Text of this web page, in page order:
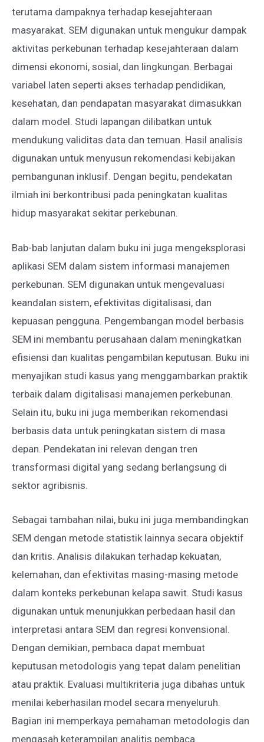
terutama dampaknya terhadap kesejahteraan
masyarakat. SEM digunakan untuk mengukur dampak
aktivitas perkebunan terhadap kesejahteraan dalam
dimensi ekonomi, sosial, dan lingkungan. Berbagai
variabel laten seperti akses terhadap pendidikan,
kesehatan, dan pendapatan masyarakat dimasukkan
dalam model. Studi lapangan dilibatkan untuk
mendukung validitas data dan temuan. Hasil analisis
digunakan untuk menyusun rekomendasi kebijakan
pembangunan inklusif. Dengan begitu, pendekatan
ilmiah ini berkontribusi pada peningkatan kualitas
hidup masyarakat sekitar perkebunan.
Bab-bab lanjutan dalam buku ini juga mengeksplorasi
aplikasi SEM dalam sistem informasi manajemen
perkebunan. SEM digunakan untuk mengevaluasi
keandalan sistem, efektivitas digitalisasi, dan
kepuasan pengguna. Pengembangan model berbasis
SEM ini membantu perusahaan dalam meningkatkan
efisiensi dan kualitas pengambilan keputusan. Buku ini
menyajikan studi kasus yang menggambarkan praktik
terbaik dalam digitalisasi manajemen perkebunan.
Selain itu, buku ini juga memberikan rekomendasi
berbasis data untuk peningkatan sistem di masa
depan. Pendekatan ini relevan dengan tren
transformasi digital yang sedang berlangsung di
sektor agribisnis.
Sebagai tambahan nilai, buku ini juga membandingkan
SEM dengan metode statistik lainnya secara objektif
dan kritis. Analisis dilakukan terhadap kekuatan,
kelemahan, dan efektivitas masing-masing metode
dalam konteks perkebunan kelapa sawit. Studi kasus
digunakan untuk menunjukkan perbedaan hasil dan
interpretasi antara SEM dan regresi konvensional.
Dengan demikian, pembaca dapat membuat
keputusan metodologis yang tepat dalam penelitian
atau praktik. Evaluasi multikriteria juga dibahas untuk
menilai keberhasilan model secara menyeluruh.
Bagian ini memperkaya pemahaman metodologis dan
mengasah keterampilan analitis pembaca.